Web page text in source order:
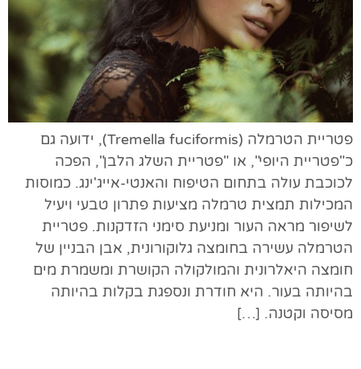
פטריית הטרמלה (Tremella fuciformis), ידועה גם
כ"פטריית היופי", או "פטריית השלג הלבן", הפכה
לכוכבת עולה בתחום הטיפוח והאנטי-אייג'ינג. כמוסות
המכילות תמצית טרמלה מציעות פתרון טבעי ויעיל
לשיפור מראה העור ומניעת סימני הזדקנות. פטריית
הטרמלה עשירה בחומצה גלוקורונית, אבן הבניין של
חומצה היאלרונית והמולקולה הקושרת ומשמרת מים
בהיותה בעור. היא חודרת ונספגת בקלות בהיותה
מסיסה וקטנה. […]